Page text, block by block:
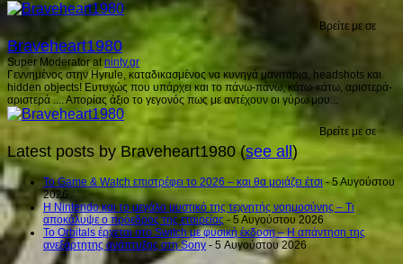
Βρείτε με σε
Braveheart1980
Super Moderatorat ninty.gr
Γεννημένος στην Hyrule, καταδικασμένος να κυνηγά μανιτάρια, headshots και
hidden objects! Ευτυχώς που υπάρχει και το πάνω-πάνω, κάτω-κάτω, αριστερά-
αριστερά .... Απορίας άξιο το γεγονός πως με αντέχουν οι γύρω μου...
Βρείτε με σε
Latest posts by Braveheart1980(see all)
Το Game & Watch επιστρέφει το 2026 – και θα μοιάζει έτσι - 5 Αυγούστου
2026
Η Nintendo και το μεγάλο μυστικό της τεχνητής νοημοσύνης – Τι
αποκάλυψε ο πρόεδρος της εταιρείας - 5 Αυγούστου 2026
Το Orbitals έρχεται στο Switch με φυσική έκδοση – Η απάντηση της
ανεξάρτητης ανάπτυξης στη Sony - 5 Αυγούστου 2026